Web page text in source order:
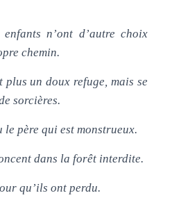
n’ont d’autre choix
chemin.
plus un doux refuge, mais se
sorcières.
le père qui est monstrueux.
dans la forêt interdite.
qu’ils ont perdu.